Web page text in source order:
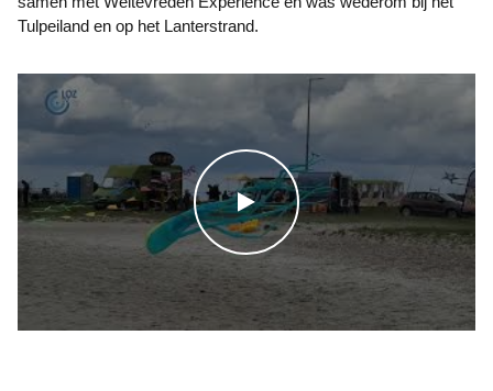
Tulpeiland en op het Lanterstrand.
WATCH THE VIDEO